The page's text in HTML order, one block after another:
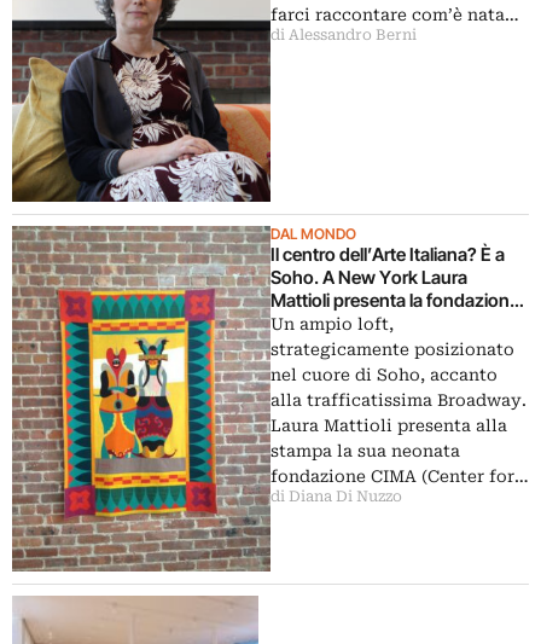
farci raccontare com’è nata…
di Alessandro Berni
DAL MONDO
Il centro dell’Arte Italiana? È a
Soho. A New York Laura
Mattioli presenta la fondazione
CIMA: debutto con Fortunato
Depero e Fabio Mauri. Ecco le
prime immagini
Un ampio loft,
strategicamente posizionato
nel cuore di Soho, accanto
alla trafficatissima Broadway.
Laura Mattioli presenta alla
stampa la sua neonata
fondazione CIMA (Center for…
di Diana Di Nuzzo